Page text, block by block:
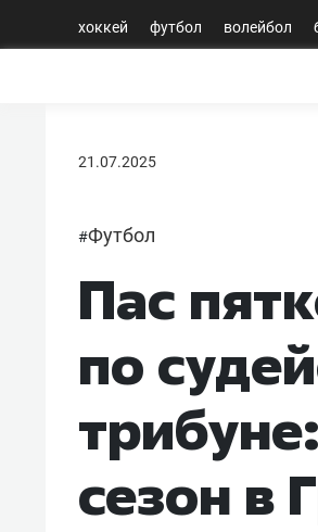
хоккей футбол волейбол
21.07.2025
#Футбол
Пас
по
сезон в